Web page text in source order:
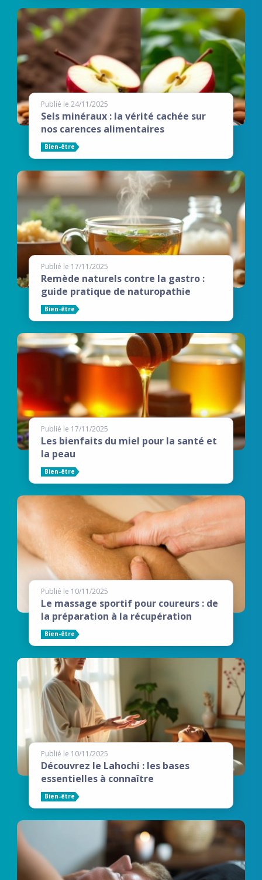
Publié le 24/11/2025
Sels minéraux : la vérité cachée sur
nos carences alimentaires
Bien-être
Publié le 17/11/2025
Remède naturels contre la gastro :
guide pratique de naturopathie
Bien-être
Publié le 17/11/2025
Les bienfaits du miel pour la santé et
la peau
Bien-être
Publié le 10/11/2025
Le massage sportif pour coureurs : de
la préparation à la récupération
Bien-être
Publié le 10/11/2025
Découvrez le Lahochi : les bases
essentielles à connaître
Bien-être